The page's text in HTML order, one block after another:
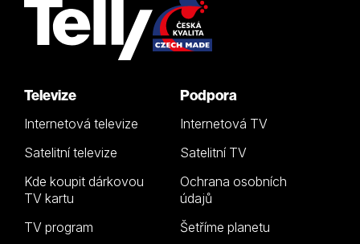
Televize
Internetová televize
Satelitní televize
Kde koupit dárkovou
TV kartu
TV program
Podpora
Internetová TV
Satelitní TV
Ochrana osobních
údajů
Šetříme planetu